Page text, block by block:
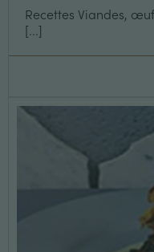
Recettes Viandes,
[...]